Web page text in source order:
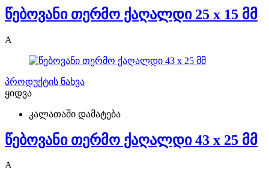
წებოვანი თერმო ქაღალდი 25 x 15 მმ
A
პროდუქტის ნახვა
ყიდვა
კალათაში დამატება
წებოვანი თერმო ქაღალდი 43 x 25 მმ
A